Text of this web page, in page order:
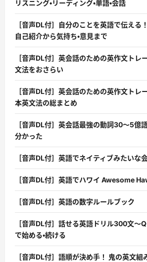
リスニング・リーディング・単語・会話
［音声DL付］自分のことを英語で伝える
自己紹介から気持ち・意見まで
［音声DL付］英会話のための英作文トレ
文法をおさらい
［音声DL付］英会話のための英作文トレ
本英文法の総まとめ
［音声DL付］英会話最強の動詞30〜5億
分かった
［音声DL付］英語でネイティブみたいな
［音声DL付］英語でハワイ Awesome
［音声DL付］英語の数字ルールブック
［音声DL付］話せる英語ドリル300文〜
で始める・続ける
［音声DL付］語順が決め手！ 鬼の英文組